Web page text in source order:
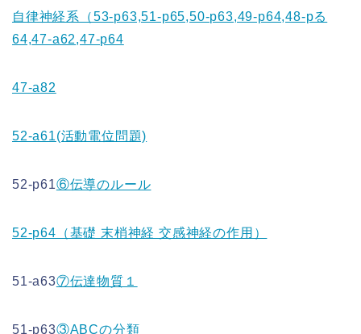
自律神経系（53-p63,51-p65,50-p63,49-p64,48-pる
64,47-a62,47-p64
47-a82
52-a61(活動電位問題)
52-p61⑥伝導のルール
52-p64（基礎 末梢神経 交感神経の作用）
51-a63⑦伝達物質１
51-p63③ABCの分類